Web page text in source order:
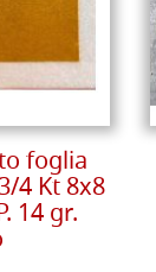
foglia
4 Kt 8x8
14 gr.